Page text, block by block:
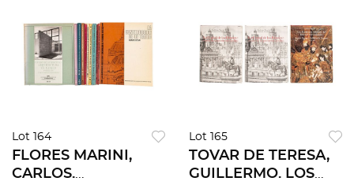
Lot 164
FLORES MARINI,
CARLOS.
Lot 165
TOVAR DE TERESA,
GUILLERMO. LOS